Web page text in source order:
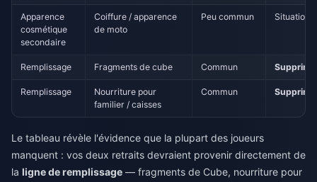
Apparence
cosmétique
secondaire
Coiffure / apparence
de moto
Peu commun
Remplissage Fragments de cube Commun
Remplissage
Nourriture pour
familier / caisses
Commun
Le tableau révèle l'évidence que la plupart des joueurs
manquent : vos deux retraits devraient provenir directement de
la ligne de remplissage — fragments de Cube, nourriture pour